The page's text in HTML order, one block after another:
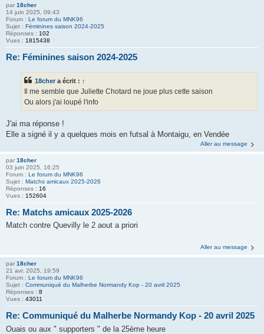
par 18cher
14 juin 2025, 09:43
Forum : Le forum du MNK96
Sujet : Féminines saison 2024-2025
Réponses : 102
Vues : 1815438
Re: Féminines saison 2024-2025
18cher a écrit : ↑
Il me semble que Juliette Chotard ne joue plus cette saison
Ou alors j'ai loupé l'info
J'ai ma réponse !
Elle a signé il y a quelques mois en futsal à Montaigu, en Vendée
Aller au message
par 18cher
03 juin 2025, 16:25
Forum : Le forum du MNK96
Sujet : Matchs amicaux 2025-2026
Réponses : 16
Vues : 152604
Re: Matchs amicaux 2025-2026
Match contre Quevilly le 2 aout a priori
Aller au message
par 18cher
21 avr. 2025, 19:59
Forum : Le forum du MNK96
Sujet : Communiqué du Malherbe Normandy Kop - 20 avril 2025
Réponses : 8
Vues : 43011
Re: Communiqué du Malherbe Normandy Kop - 20 avril 2025
Ouais ou aux " supporters " de la 25ème heure